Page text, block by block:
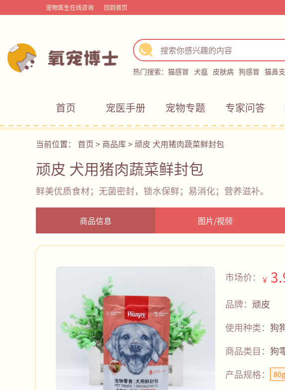
宠物医生在线咨询 回到首页
热门搜索： 猫感冒 犬瘟 皮肤病 狗感冒 猫鼻支
首页 宠医手册 宠物专题 专家问答
当前位置： 首页 > 商品库> 顽皮 犬用猪肉蔬菜鲜封包
顽皮 犬用猪肉蔬菜鲜封包
鲜美优质食材；无菌密封，锁水保鲜；易消化；营养滋补。
商品信息 图片/视频
市场价： ￥
品牌： 顽皮
使用种类： 狗
商品类目： 狗
产品规格：